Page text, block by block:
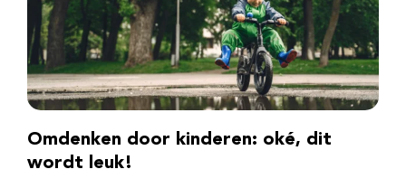
Omdenken door kinderen: oké, dit
wordt leuk!